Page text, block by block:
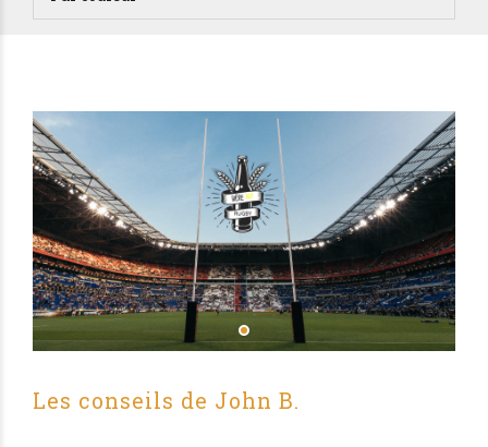
Les conseils de John B.